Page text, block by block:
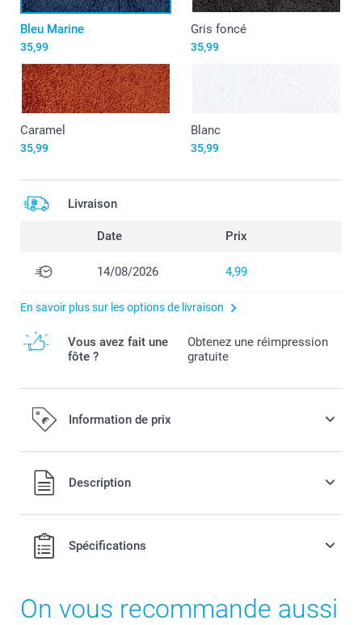
Bleu Marine
35,99
Gris foncé
35,99
Caramel
35,99
Blanc
35,99
Livraison
Date Prix
14/08/2026 4,99
En savoir plus sur les options de livraison
Vous avez fait une
fôte ?
Obtenez une réimpression
gratuite
Information de prix
Tous les prix sont en EURO (€), TVA incluse et hors frais de
port.
Description
Spécifications
On vous recommande aussi